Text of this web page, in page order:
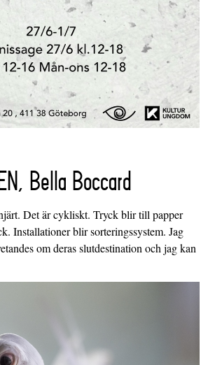
Bella Boccard
Det är cykliskt. Tryck blir till papper
Installationer blir sorteringssystem. Jag
om deras slutdestination och jag kan